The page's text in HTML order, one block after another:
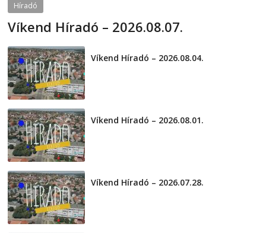
Híradó
Víkend Híradó – 2026.08.07.
Víkend Híradó – 2026.08.04.
Víkend Híradó – 2026.08.01.
Víkend Híradó – 2026.07.28.